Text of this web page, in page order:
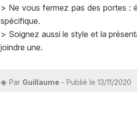
> Ne vous fermez pas des portes :
spécifique.
> Soignez aussi le style et la
joindre une.
Par Guillaume - Publié le 13/11/2020